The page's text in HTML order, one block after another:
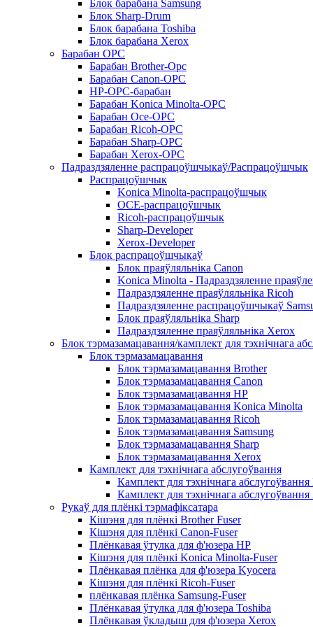
Блок барабана Samsung
Блок Sharp-Drum
Блок барабана Toshiba
Блок барабана Xerox
Барабан OPC
Барабан Brother-Opc
Барабан Canon-OPC
HP-OPC-барабан
Барабан Konica Minolta-OPC
Барабан Oce-OPC
Барабан Ricoh-OPC
Барабан Sharp-OPC
Барабан Xerox-OPC
Падраздзяленне распрацоўшчыкаў/Распрацоўшчык
Распрацоўшчык
Konica Minolta-распрацоўшчык
OCE-распрацоўшчык
Ricoh-распрацоўшчык
Sharp-Developer
Xerox-Developer
Блок распрацоўшчыкаў
Блок праяўляльніка Canon
Konica Minolta - Падраздзяленне
Падраздзяленне праяўляльніка Ricoh
Падраздзяленне распрацоўшчыкаў
Блок праяўляльніка Sharp
Падраздзяленне праяўляльніка Xerox
Блок тэрмазамацавання/камплект для тэхнічнага
Блок тэрмазамацавання
Блок тэрмазамацавання Brother
Блок тэрмазамацавання Canon
Блок тэрмазамацавання HP
Блок тэрмазамацавання Konica Minolta
Блок тэрмазамацавання Ricoh
Блок тэрмазамацавання Samsung
Блок тэрмазамацавання Sharp
Блок тэрмазамацавання Xerox
Камплект для тэхнічнага абслугоўвання
Камплект для тэхнічнага абслугоўвання
Камплект для тэхнічнага
Рукаў для плёнкі тэрмафіксатара
Кішэня для плёнкі Brother Fuser
Кішэня для плёнкі Canon-Fuser
Плёнкавая ўтулка для ф'юзера HP
Кішэня для плёнкі Konica Minolta-Fuser
Плёнкавая плёнка для ф'юзера Kyocera
Кішэня для плёнкі Ricoh-Fuser
плёнкавая плёнка Samsung-Fuser
Плёнкавая ўтулка для ф'юзера Toshiba
Плёнкавая ўкладыш для ф'юзера Xerox